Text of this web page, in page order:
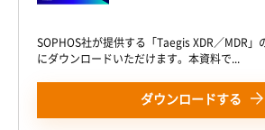
SOPHOS社が提供する「Taegis XDR／MDR」
にダウンロードいただけます。本資料で...
ダウンロードする